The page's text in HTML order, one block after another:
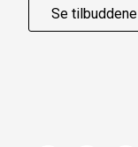
Se tilbuddene